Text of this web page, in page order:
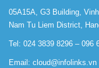
05A15A, G3 Building,
Nam Tu Liem District,
Tel: 024 3839 8296 – 096
Email: cloud@infolinks.vn